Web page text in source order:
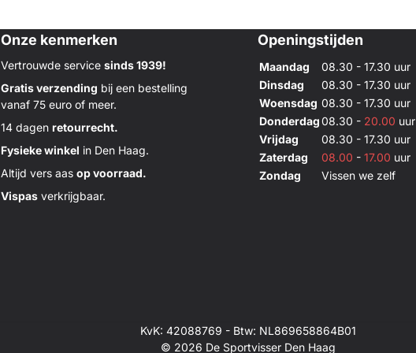
Onze kenmerken
Vertrouwde service sinds 1939!
Gratis verzending bij een bestelling
vanaf 75 euro of meer.
14 dagen retourrecht.
Fysieke winkel in Den Haag.
Altijd vers aas op voorraad.
Vispasverkrijgbaar.
Openingstijden
Maandag
08.30 - 17.30 uur
Dinsdag
08.30 - 17.30 uur
Woensdag 08.30 - 17.30 uur
Donderdag08.30 - 20.00 uur
Vrijdag
08.30 - 17.30 uur
Zaterdag
08.00 - 17.00 uur
Zondag
Vissen we zelf
KvK: 42088769 - Btw: NL869658864B01
© 2026 De Sportvisser Den Haag